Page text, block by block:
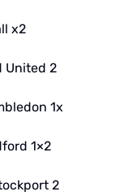
x2
United 2
1x
1×2
2